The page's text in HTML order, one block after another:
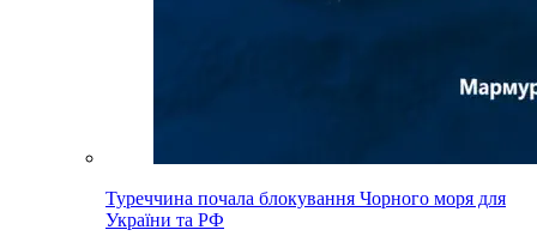
Туреччина почала блокування Чорного моря для
України та РФ